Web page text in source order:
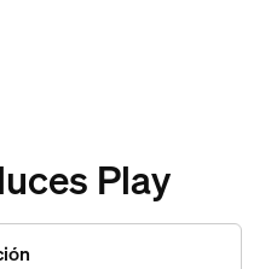
Play